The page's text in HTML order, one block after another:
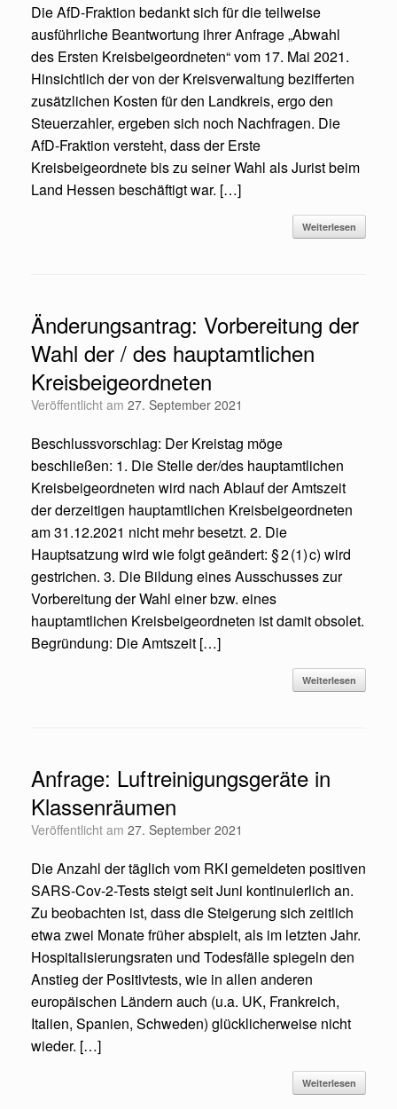
Die AfD-Fraktion bedankt sich für die teilweise
ausführliche Beantwortung ihrer Anfrage „Abwahl
des Ersten Kreisbeigeordneten“ vom 17. Mai 2021.
Hinsichtlich der von der Kreisverwaltung bezifferten
zusätzlichen Kosten für den Landkreis, ergo den
Steuerzahler, ergeben sich noch Nachfragen. Die
AfD-Fraktion versteht, dass der Erste
Kreisbeigeordnete bis zu seiner Wahl als Jurist beim
Land Hessen beschäftigt war. […]
Weiterlesen
Änderungsantrag: Vorbereitung der
Wahl der / des hauptamtlichen
Kreisbeigeordneten
Veröffentlicht am 27. September 2021
Beschlussvorschlag: Der Kreistag möge
beschließen: 1. Die Stelle der/des hauptamtlichen
Kreisbeigeordneten wird nach Ablauf der Amtszeit
der derzeitigen hauptamtlichen Kreisbeigeordneten
am 31.12.2021 nicht mehr besetzt. 2. Die
Hauptsatzung wird wie folgt geändert: § 2 (1) c) wird
gestrichen. 3. Die Bildung eines Ausschusses zur
Vorbereitung der Wahl einer bzw. eines
hauptamtlichen Kreisbeigeordneten ist damit obsolet.
Begründung: Die Amtszeit […]
Weiterlesen
Anfrage: Luftreinigungsgeräte in
Klassenräumen
Veröffentlicht am 27. September 2021
Die Anzahl der täglich vom RKI gemeldeten positiven
SARS-Cov-2-Tests steigt seit Juni kontinuierlich an.
Zu beobachten ist, dass die Steigerung sich zeitlich
etwa zwei Monate früher abspielt, als im letzten Jahr.
Hospitalisierungsraten und Todesfälle spiegeln den
Anstieg der Positivtests, wie in allen anderen
europäischen Ländern auch (u.a. UK, Frankreich,
Italien, Spanien, Schweden) glücklicherweise nicht
wieder. […]
Weiterlesen